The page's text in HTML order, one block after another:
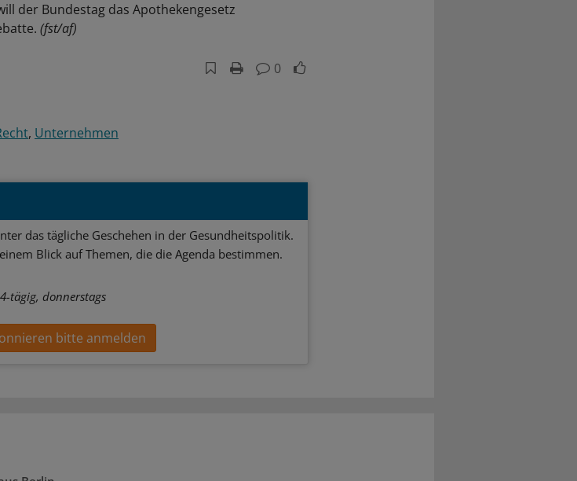
der Bundestag das Apothekengesetz
(fst/af)
0
Unternehmen
das tägliche Geschehen in der Gesundheitspolitik.
Blick auf Themen, die die Agenda bestimmen.
tägig, donnerstags
bitte anmelden